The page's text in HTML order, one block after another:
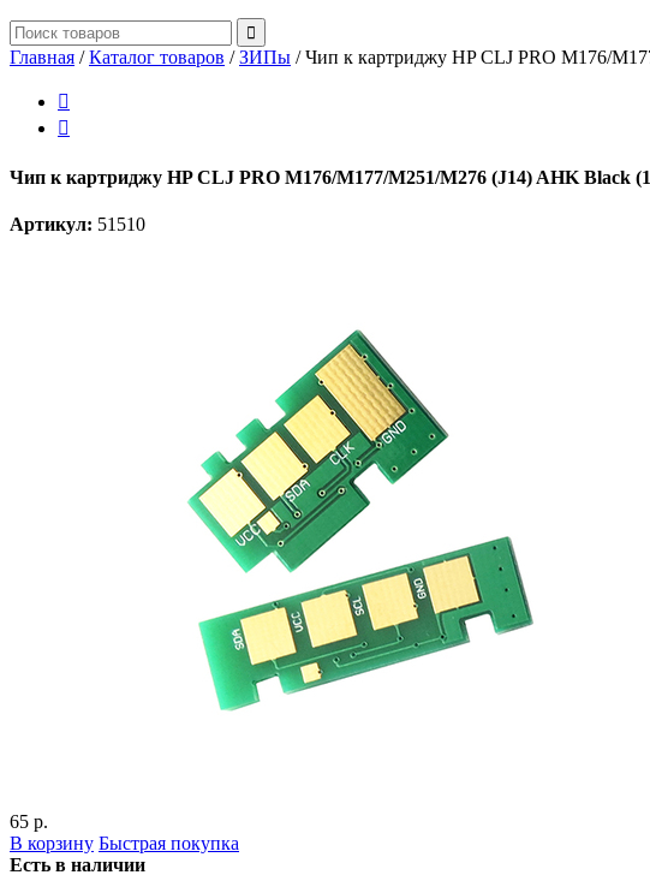
Главная /Каталог товаров /ЗИПы /Чип к картриджу HP CLJ PRO M176/


Чип к картриджу HP CLJ PRO M176/M177/M251/M276 (J14) AHK Black
Артикул: 51510
65 р.
В корзину Быстрая покупка
Есть в наличии